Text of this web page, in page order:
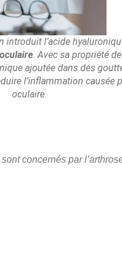
introduit l’acide
. Avec sa propriété
ajoutée dans des
l’inflammation causée
oculaire.
concernés par